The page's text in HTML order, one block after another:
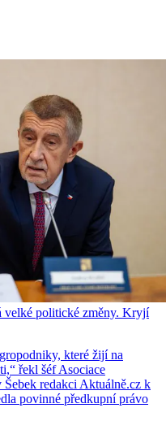
velké politické změny. Kryjí
které žijí na
řekl šéf Asociace
Šebek redakci Aktuálně.cz k
povinné předkupní právo